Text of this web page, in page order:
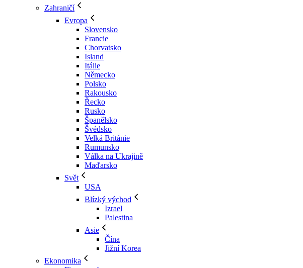
Zahraničí
Evropa
Slovensko
Francie
Chorvatsko
Island
Itálie
Německo
Polsko
Rakousko
Řecko
Rusko
Španělsko
Švédsko
Velká Británie
Rumunsko
Válka na Ukrajině
Maďarsko
Svět
USA
Blízký východ
Izrael
Palestina
Asie
Čína
Jižní Korea
Ekonomika